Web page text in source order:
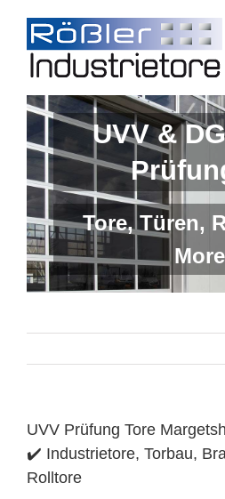
content
UVV &
Tore, Türen,
More
UVV Prüfung Tore
✔️ Industrietore, Torbau,
Rolltore